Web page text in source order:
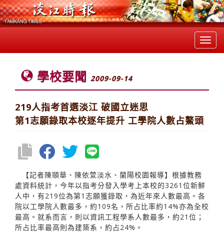
學校要聞 2009-09-14
219人指考首選淡江 破國立迷思
第1志願錄取本校逐年提升 工學院人數占鰲頭
【記者陳頤華、陳依萱淡水、蘭陽校園報導】根據教務
處資料統計，今年以指考分發入學考上本校的3261位新鮮
人中，有219位為第1志願獲錄取，為近年來人數最高。各
院以工學院人數最多，約109名，所占比率約14%亦為全校
最高。就系而言，則以資訊工程學系人數最多，約21位；
所占比率最高則為建築系，約占24%。